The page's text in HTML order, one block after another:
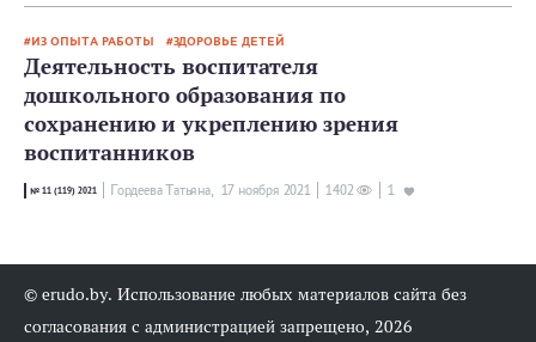
ИЗ ОПЫТА РАБОТЫ ЗДОРОВЬЕ ДЕТЕЙ
Деятельность воспитателя
дошкольного образования по
сохранению и укреплению зрения
воспитанников
№ 11 (119) 2021 Гордеева Татьяна, 17 ноября 2021 1402 1
© erudo.by. Использование любых материалов сайта без
согласования с администрацией запрещено, 2026